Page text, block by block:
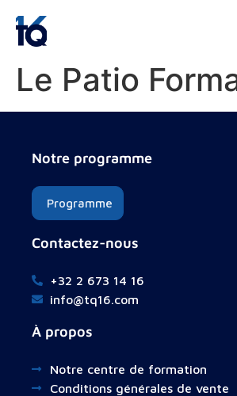
Le Patio
Notre programme
Programme
Contactez-nous
+32 2 673 14 16
info@tq16.com
À propos
Notre centre de formation
Conditions générales de vente